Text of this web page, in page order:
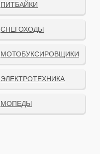
ПИТБАЙКИ
СНЕГОХОДЫ
МОТОБУКСИРОВЩИКИ
ЭЛЕКТРОТЕХНИКА
МОПЕДЫ